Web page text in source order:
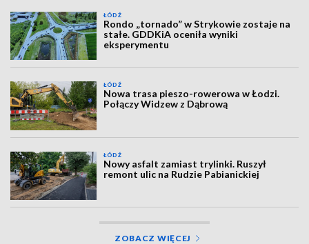
ŁÓDŹ
Rondo „tornado” w Strykowie zostaje na
stałe. GDDKiA oceniła wyniki
eksperymentu
ŁÓDŹ
Nowa trasa pieszo-rowerowa w Łodzi.
Połączy Widzew z Dąbrową
ŁÓDŹ
Nowy asfalt zamiast trylinki. Ruszył
remont ulic na Rudzie Pabianickiej
ZOBACZ WIĘCEJ